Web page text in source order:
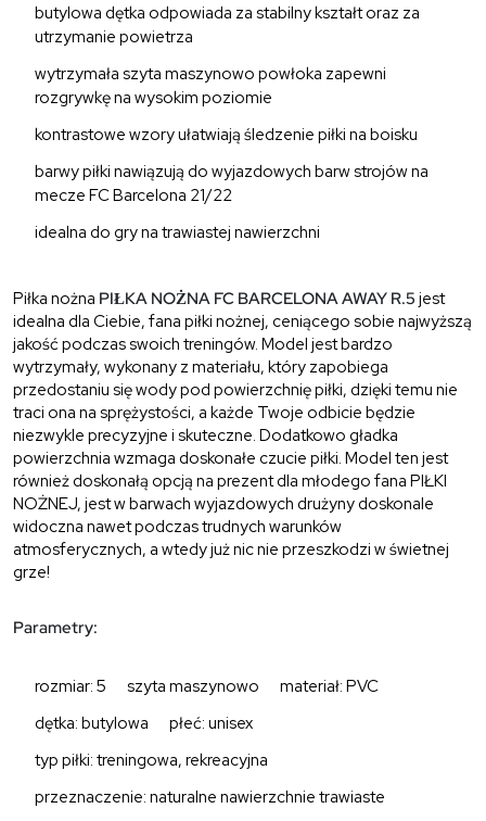
butylowa dętka odpowiada za stabilny kształt oraz za
utrzymanie powietrza
wytrzymała szyta maszynowo powłoka zapewni
rozgrywkę na wysokim poziomie
kontrastowe wzory ułatwiają śledzenie piłki na boisku
barwy piłki nawiązują do wyjazdowych barw strojów na
mecze FC Barcelona 21/22
idealna do gry na trawiastej nawierzchni
Piłka nożna PIŁKA NOŻNA FC BARCELONA AWAY R.5 jest
idealna dla Ciebie, fana piłki nożnej, ceniącego sobie najwyższą
jakość podczas swoich treningów. Model jest bardzo
wytrzymały, wykonany z materiału, który zapobiega
przedostaniu się wody pod powierzchnię piłki, dzięki temu nie
traci ona na sprężystości, a każde Twoje odbicie będzie
niezwykle precyzyjne i skuteczne. Dodatkowo gładka
powierzchnia wzmaga doskonałe czucie piłki. Model ten jest
również doskonałą opcją na prezent dla młodego fana PIŁKI
NOŻNEJ, jest w barwach wyjazdowych drużyny doskonale
widoczna nawet podczas trudnych warunków
atmosferycznych, a wtedy już nic nie przeszkodzi w świetnej
grze!
Parametry:
rozmiar: 5 szyta maszynowo
materiał: PVC
dętka: butylowa
płeć: unisex
typ piłki: treningowa, rekreacyjna
przeznaczenie: naturalne nawierzchnie trawiaste